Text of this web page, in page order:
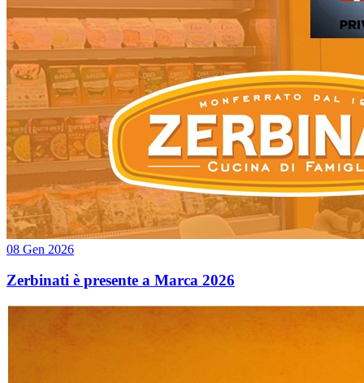
08 Gen 2026
Zerbinati è presente a Marca 2026